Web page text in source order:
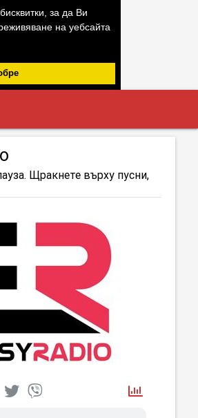
за да Ви
на уебсайта
Щракнете върху пусни,